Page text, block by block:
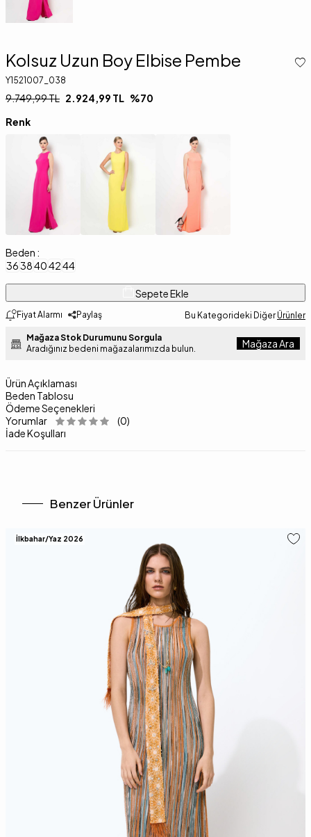
Kolsuz Uzun Boy Elbise Pembe
Y1521007_038
9.749,99TL 2.924,99 TL %70
Renk
Beden :
3638404244
Sepete Ekle
Fiyat Alarmı Paylaş Bu Kategorideki Diğer Ürünler
Mağaza Stok Durumunu Sorgula
Aradığınız bedeni mağazalarımızda bulun.
Mağaza Ara
Ürün Açıklaması
Beden Tablosu
Ödeme Seçenekleri
Yorumlar
(0)
İade Koşulları
Benzer Ürünler
İlkbahar/Yaz 2026